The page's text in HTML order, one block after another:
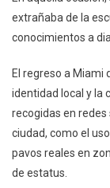
extrañaba de la
conocimientos a
El regreso a Miami
identidad local y la
recogidas en
ciudad, como el
pavos reales en
de estatus.